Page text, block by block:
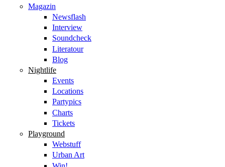
Magazin
Newsflash
Interview
Soundcheck
Literatour
Blog
Nightlife
Events
Locations
Partypics
Charts
Tickets
Playground
Webstuff
Urban Art